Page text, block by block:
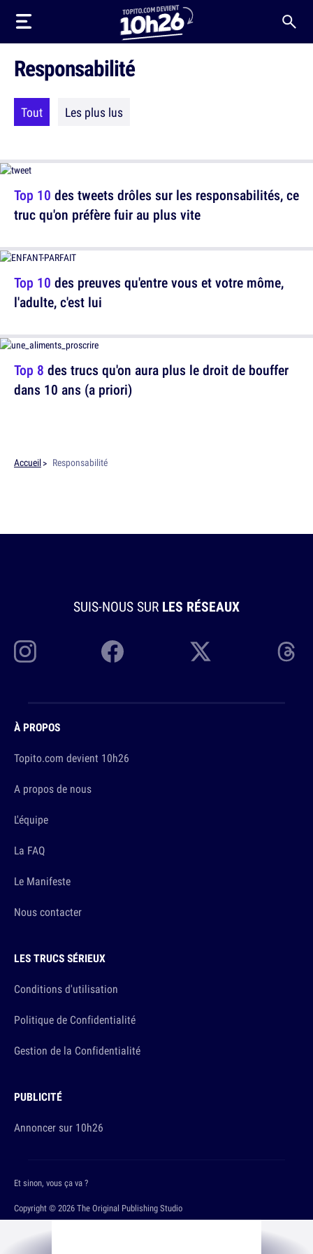
Responsabilité
Tout Les plus lus
Top 10 des tweets drôles sur les responsabilités, ce
truc qu'on préfère fuir au plus vite
Top 10 des preuves qu'entre vous et votre môme,
l'adulte, c'est lui
Top 8 des trucs qu'on aura plus le droit de bouffer
dans 10 ans (a priori)
Accueil Responsabilité
SUIS-NOUS SUR LES RÉSEAUX
À PROPOS
Topito.com devient 10h26
A propos de nous
L'équipe
La FAQ
Le Manifeste
Nous contacter
LES TRUCS SÉRIEUX
Conditions d'utilisation
Politique de Confidentialité
Gestion de la Confidentialité
PUBLICITÉ
Annoncer sur 10h26
Copyright © 2026 The Original Publishing Studio
Et sinon, vous ça va ?